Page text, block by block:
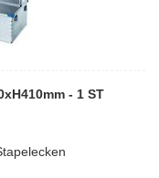
- 1 ST